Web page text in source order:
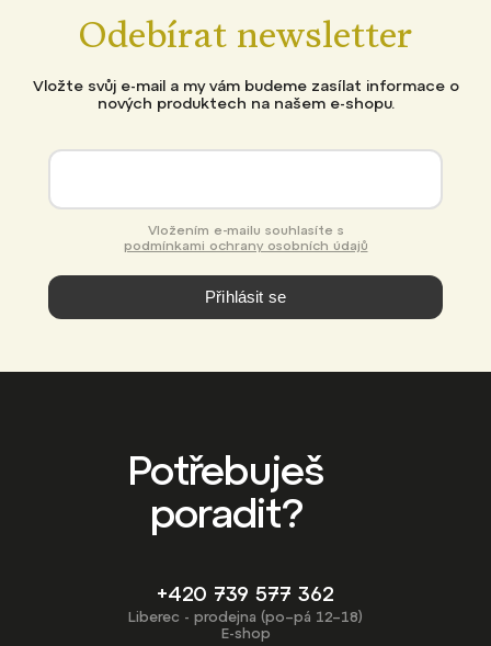
Odebírat newsletter
Vložte svůj e-mail a my vám budeme zasílat informace o
nových produktech na našem e-shopu.
podmínkami ochrany osobních údajů
Přihlásit se
Potřebuješ
poradit?
+420 739 577 362
Liberec - prodejna (po–pá 12–18)
E-shop